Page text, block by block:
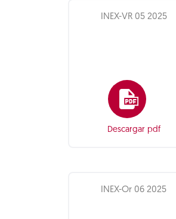
INEX-VR 05 2025
Descargar pdf
INEX-Or 06 2025